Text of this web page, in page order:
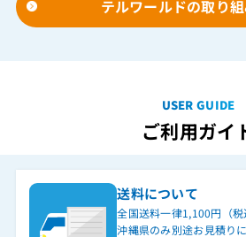
テルワールドの取り
USER GUIDE
ご利用ガイ
送料について
全国送料一律1,100円（税
沖縄県のみ別途お見積りに